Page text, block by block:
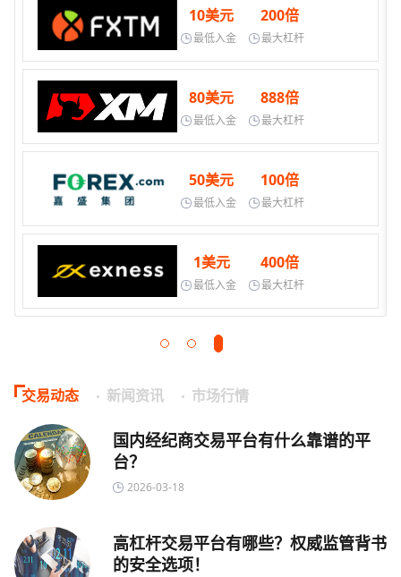
10美元
最低入金
200倍
最大杠杆
80美元
最低入金
888倍
最大杠杆
50美元
最低入金
100倍
最大杠杆
1美元
最低入金
400倍
最大杠杆
交易动态 新闻资讯 市场行情
国内经纪商交易平台有什么靠谱的平
台？
2026-03-18
高杠杆交易平台有哪些？权威监管背书
的安全选项！